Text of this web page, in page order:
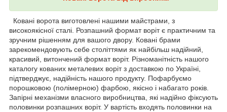
Ковані ворота виготовлені нашими майстрами, з
високоякісної сталі. Розпашний формат воріт є практичним та
зручним рішенням для вашого двору. Ковані брами
зарекомендовують себе століттями як найбільш надійний,
красивий, витончений формат воріт. Різноманітність нашого
каталогу кованих металевих воріт з доставкою по Україні,
підтверджує, надійність нашого продукту. Пофарбуємо
порошковою (полімерною) фарбою, якісно і набагато років.
Запірні механізми власного виробництва, які надійно фіксують
половинки розпашних воріт. У вартість входять половинки на